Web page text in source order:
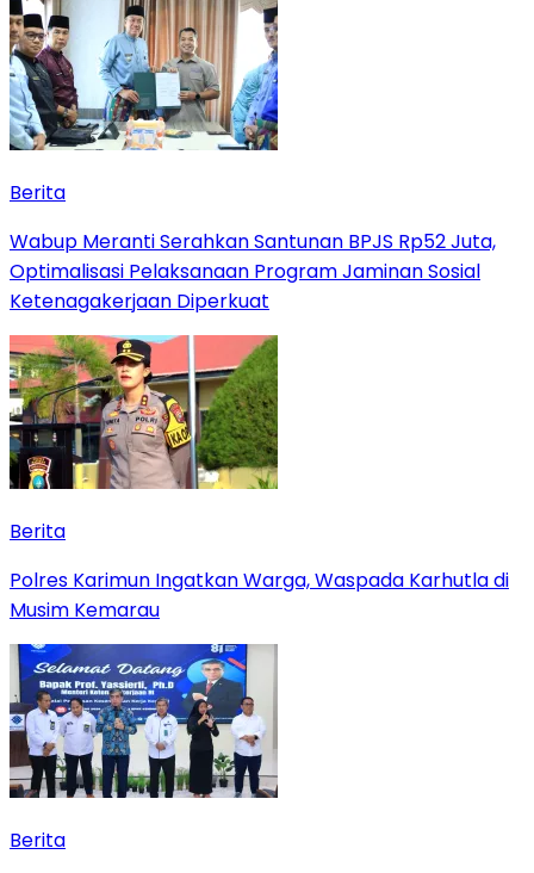
Berita
Wabup Meranti Serahkan Santunan BPJS Rp52 Juta,
Optimalisasi Pelaksanaan Program Jaminan Sosial
Ketenagakerjaan Diperkuat
Berita
Polres Karimun Ingatkan Warga, Waspada Karhutla di
Musim Kemarau
Berita